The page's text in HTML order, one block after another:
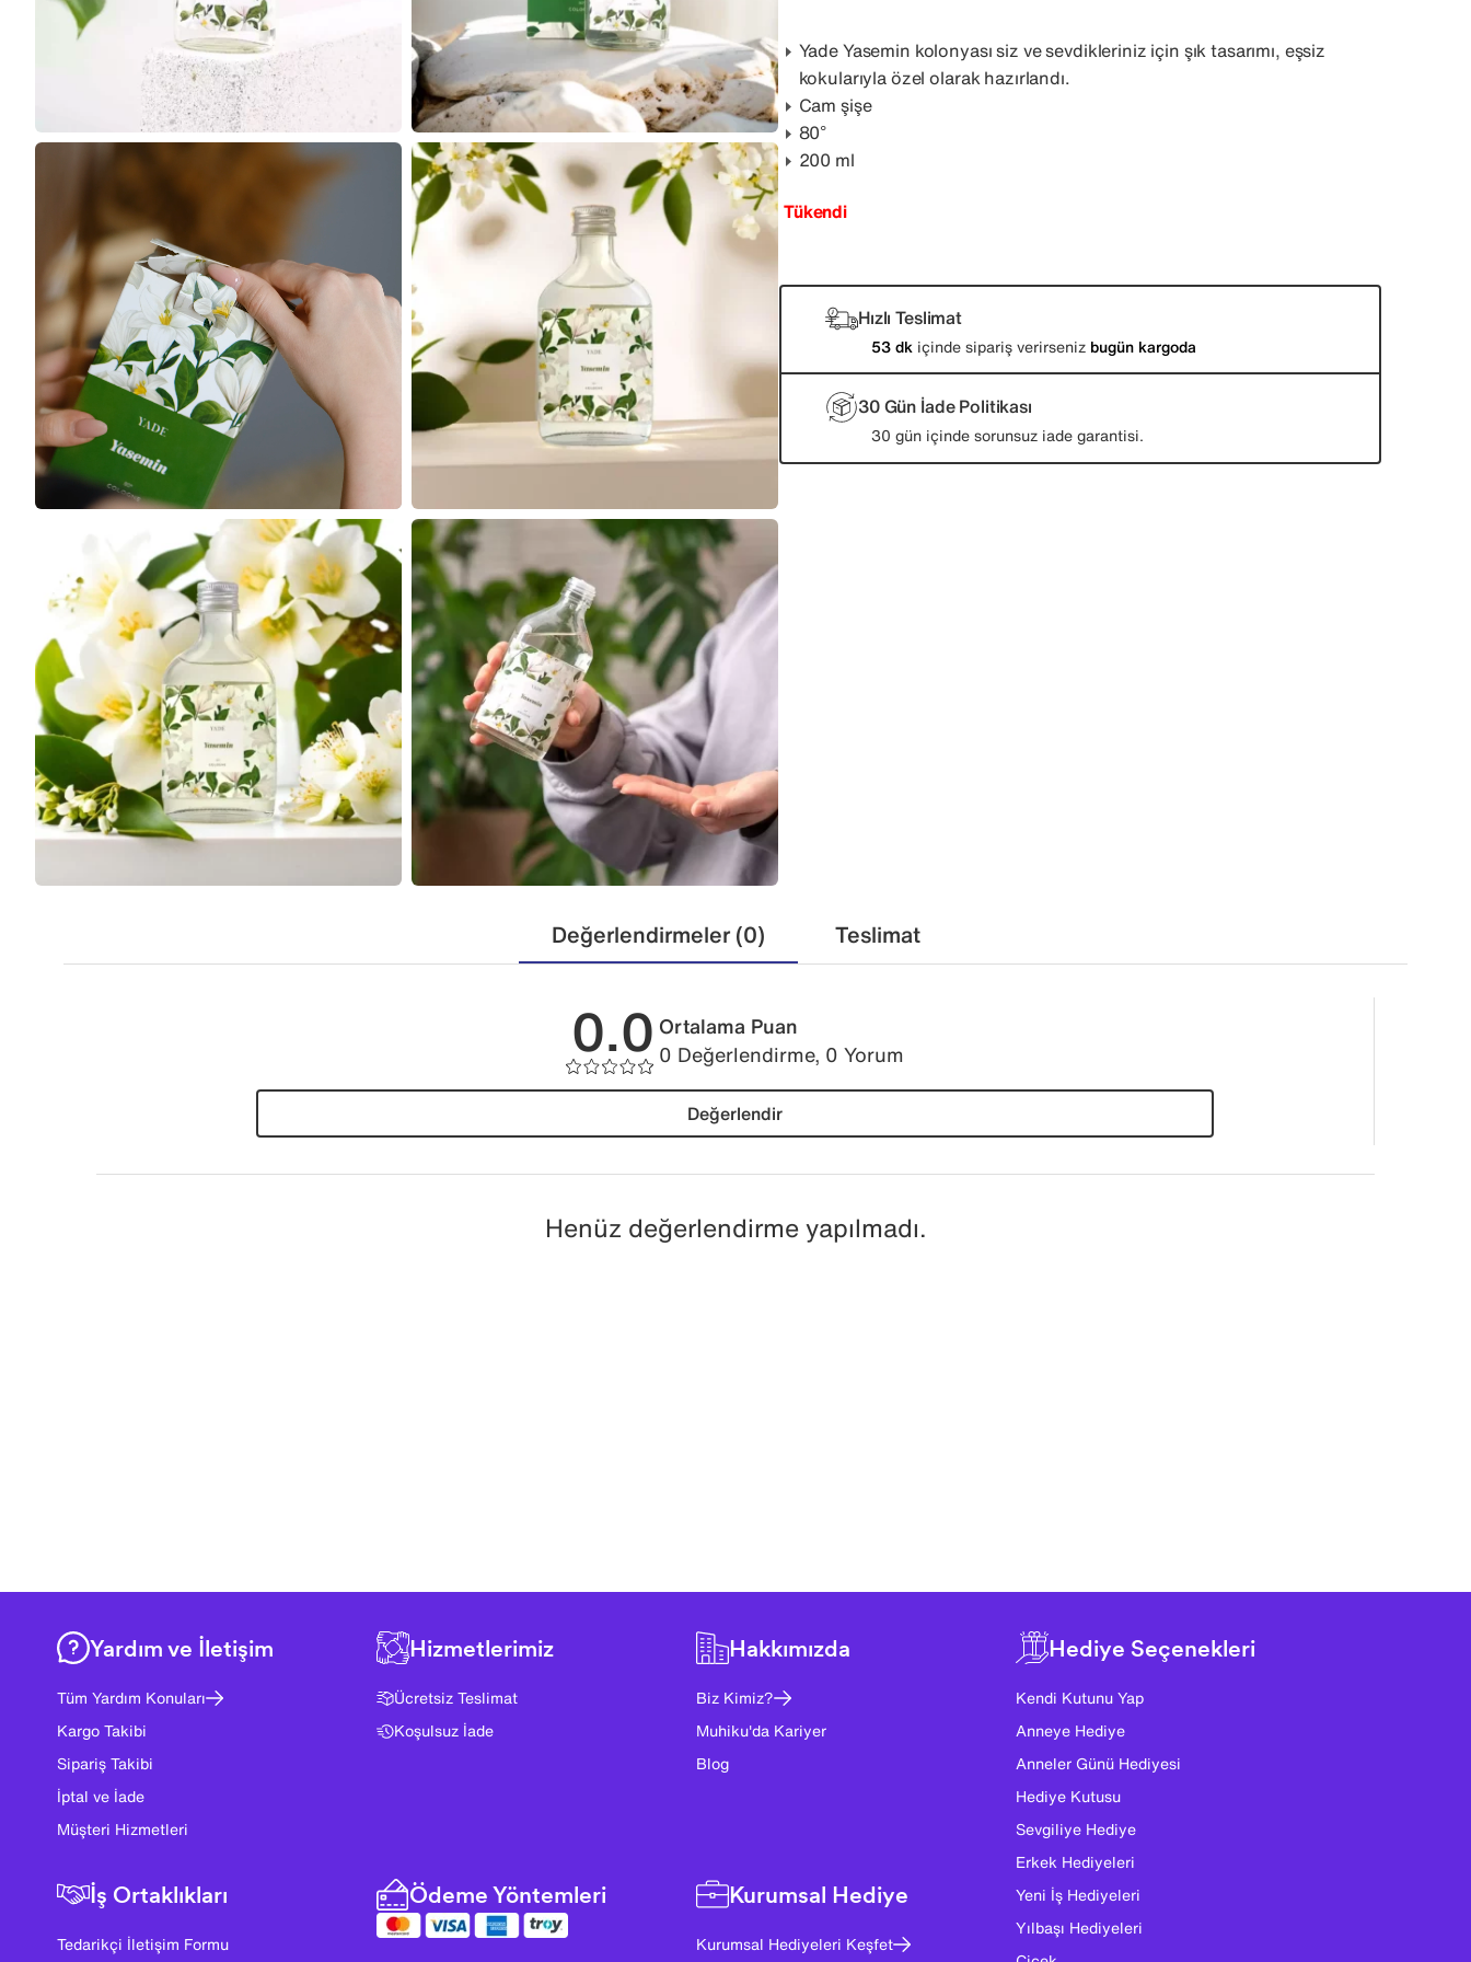
Yade Yasemin kolonyası siz ve sevdikleriniz için şık tasarımı, eşsiz
kokularıyla özel olarak hazırlandı.
Cam şişe
80°
200 ml
Tükendi
Hızlı Teslimat
53 dk içinde sipariş verirseniz bugün kargoda
30 Gün İade Politikası
30 gün içinde sorunsuz iade garantisi.
Değerlendirmeler (0) Teslimat
0.0 Ortalama Puan
0 Değerlendirme, 0 Yorum
Değerlendir
Henüz değerlendirme yapılmadı.
Yardım ve İletişim
Tüm Yardım Konuları
Kargo Takibi
Sipariş Takibi
İptal ve İade
Müşteri Hizmetleri
İş Ortaklıkları
Tedarikçi İletişim Formu
Hizmetlerimiz
Ücretsiz Teslimat
Koşulsuz İade
Ödeme Yöntemleri
Hakkımızda
Biz Kimiz?
Muhiku'da Kariyer
Blog
Kurumsal Hediye
Kurumsal Hediyeleri Keşfet
Hediye Seçenekleri
Kendi Kutunu Yap
Anneye Hediye
Anneler Günü Hediyesi
Hediye Kutusu
Sevgiliye Hediye
Erkek Hediyeleri
Yeni İş Hediyeleri
Yılbaşı Hediyeleri